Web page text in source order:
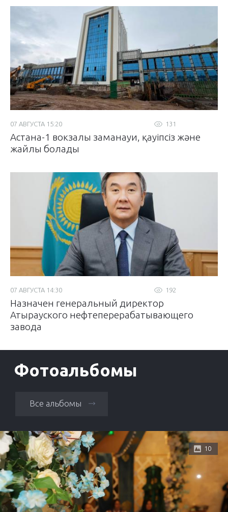
131
07 АВГУСТА 15:20
Астана-1 вокзалы заманауи, қауіпсіз және
жайлы болады
192
07 АВГУСТА 14:30
Назначен генеральный директор
Атырауского нефтеперерабатывающего
завода
Фотоальбомы
Все альбомы
10